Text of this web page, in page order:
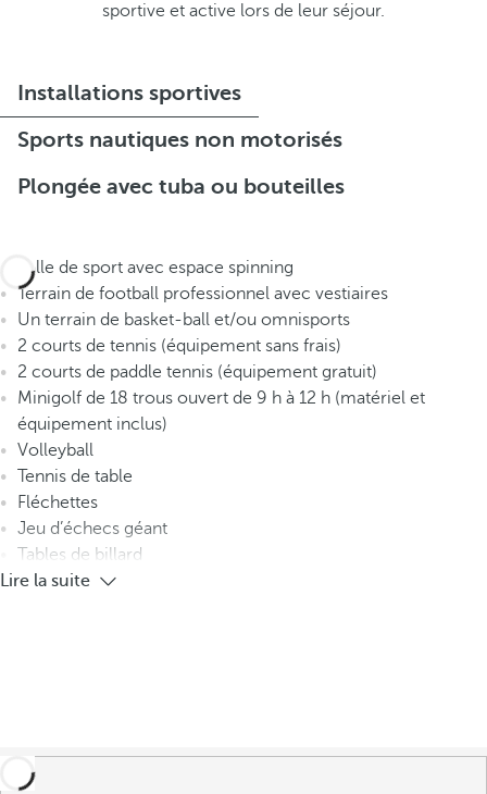
sportive et active lors de leur séjour.
Installations sportives
Sports nautiques non motorisés
Plongée avec tuba ou bouteilles
Salle de sport avec espace spinning
Terrain de football professionnel avec vestiaires
Un terrain de basket-ball et/ou omnisports
2 courts de tennis (équipement sans frais)
2 courts de paddle tennis (équipement gratuit)
Minigolf de 18 trous ouvert de 9 h à 12 h (matériel et
équipement inclus)
Volleyball
Tennis de table
Fléchettes
Jeu d’échecs géant
Tables de billard
Lire la suite